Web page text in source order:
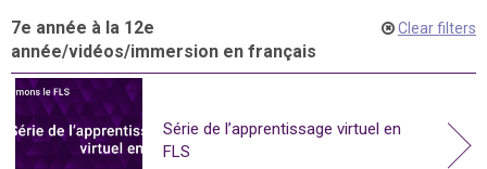
7e année à la 12e
année/vidéos/immersion en français
Clear filters
Série de l’apprentissage virtuel en
FLS